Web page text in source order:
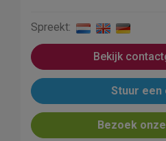
Spreekt:
Bekijk
Stuur een
Bezoek